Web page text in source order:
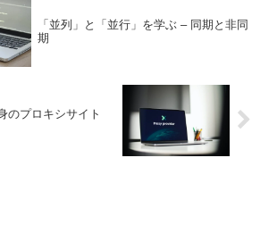
「並列」と「並行」を学ぶ – 同期と非同
期
のプロキシサイト